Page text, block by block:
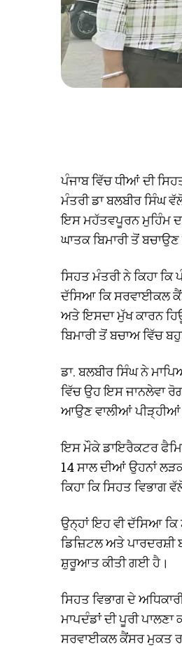
ਪੰਜਾਬ ਵਿੱਚ ਧੀਆਂ ਦੀ
ਮੰਤਰੀ ਡਾ ਬਲਬੀਰ ਸਿੰਘ
ਇਸ ਮਹੱਤਵਪੂਰਨ ਮੁਹਿੰਮ
ਘਾਤਕ ਬਿਮਾਰੀ ਤੋਂ
ਸਿਹਤ ਮੰਤਰੀ ਨੇ ਕਿਹਾ
ਦੱਸਿਆ ਕਿ ਸਰਵਾਈਕਲ
ਅਤੇ ਇਸਦਾ ਮੁੱਖ ਕਾਰਨ
ਬਿਮਾਰੀ ਤੋਂ ਬਚਾਅ ਵਿੱਚ
ਡਾ. ਬਲਬੀਰ ਸਿੰਘ ਨੇ
ਵਿੱਚ ਉਹ ਇਸ ਜਾਨਲੇਵਾ
ਆਉਣ ਵਾਲੀਆਂ
ਇਸ ਮੌਕੇ ਡਾਇਰੈਕਟਰ
14 ਸਾਲ ਦੀਆਂ ਉਹਨਾਂ
ਕਿਹਾ ਕਿ ਸਿਹਤ ਵਿਭਾਗ
ਉਨ੍ਹਾਂ ਇਹ ਵੀ ਦੱਸਿਆ ਕਿ
ਡਿਜ਼ਿਟਲ ਅਤੇ ਪਾਰਦਰਸ਼ੀ
ਸ਼ੁਰੂਆਤ ਕੀਤੀ ਗਈ ਹੈ।
ਸਿਹਤ ਵਿਭਾਗ ਦੇ
ਮਾਪਦੰਡਾਂ ਦੀ ਪੂਰੀ
ਸਰਵਾਈਕਲ ਕੈਂਸਰ ਮੁਕਤ